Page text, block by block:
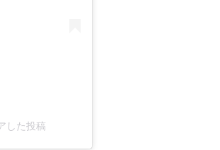
した投稿